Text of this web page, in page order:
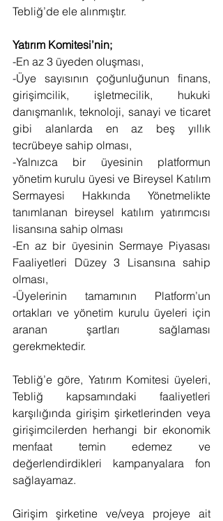
Tebliğ’de ele alınmıştır.
Yatırım Komitesi’nin;
-En az 3 üyeden oluşması,
-Üye sayısının çoğunluğunun finans,
girişimcilik, işletmecilik, hukuki
danışmanlık, teknoloji, sanayi ve ticaret
gibi alanlarda en az beş yıllık
tecrübeye sahip olması,
-Yalnızca bir üyesinin platformun
yönetim kurulu üyesi ve Bireysel Katılım
Sermayesi Hakkında Yönetmelikte
tanımlanan bireysel katılım yatırımcısı
lisansına sahip olması
-En az bir üyesinin Sermaye Piyasası
Faaliyetleri Düzey 3 Lisansına sahip
olması,
-Üyelerinin tamamının Platform’un
ortakları ve yönetim kurulu üyeleri için
aranan şartları sağlaması
gerekmektedir.
Tebliğ’e göre, Yatırım Komitesi üyeleri,
Tebliğ kapsamındaki faaliyetleri
karşılığında girişim şirketlerinden veya
girişimcilerden herhangi bir ekonomik
menfaat temin edemez ve
değerlendirdikleri kampanyalara fon
sağlayamaz.
Girişim şirketine ve/veya projeye ait